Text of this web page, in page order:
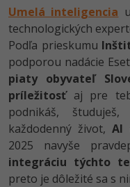
Ako začať?
Java -80%
C# .NET -80%
Python -80%
JavaScript -
PHP -80%
Kurzy e-
Testovanie
Marketing -30%
WordPress
SEO -30%
UX
Kurzy dizajnu
HTML/CSS -
Photoshop
Adobe
Adobe
Médiá
Kariéra
Umelá inteligencia
technologických
Podľa prieskumu
podporou nadácie
piaty obyvateľ
príležitosťaj pre
podnikáš,
každodenný život, AI
2025 navyše
integráciu týchto
preto je dôležité sa s